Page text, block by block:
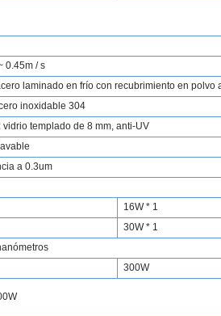
0.45m / s
laminado en frío con recubrimiento en polvo
inoxidable 304
vidrio templado de 8 mm, anti-UV
a 0.3um
16W * 1
30W * 1
300W